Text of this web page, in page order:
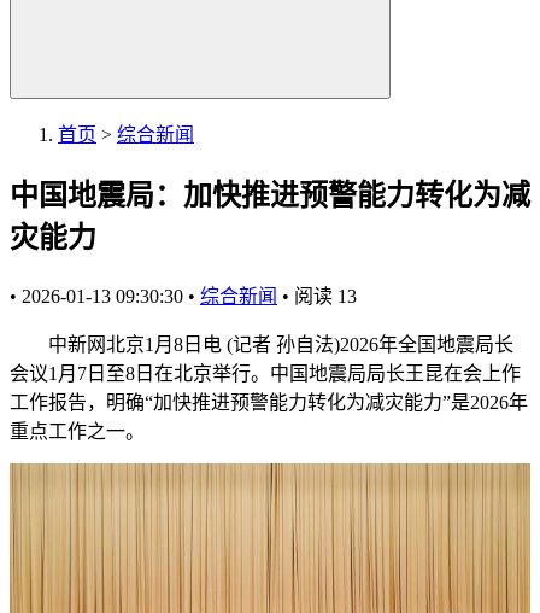
首页 > 综合新闻
中国地震局：加快推进预警能力转化为减
灾能力
• 2026-01-13 09:30:30 • 综合新闻 • 阅读 13
中新网北京1月8日电 (记者 孙自法)2026年全国地震局长
会议1月7日至8日在北京举行。中国地震局局长王昆在会上作
工作报告，明确“加快推进预警能力转化为减灾能力”是2026年
重点工作之一。